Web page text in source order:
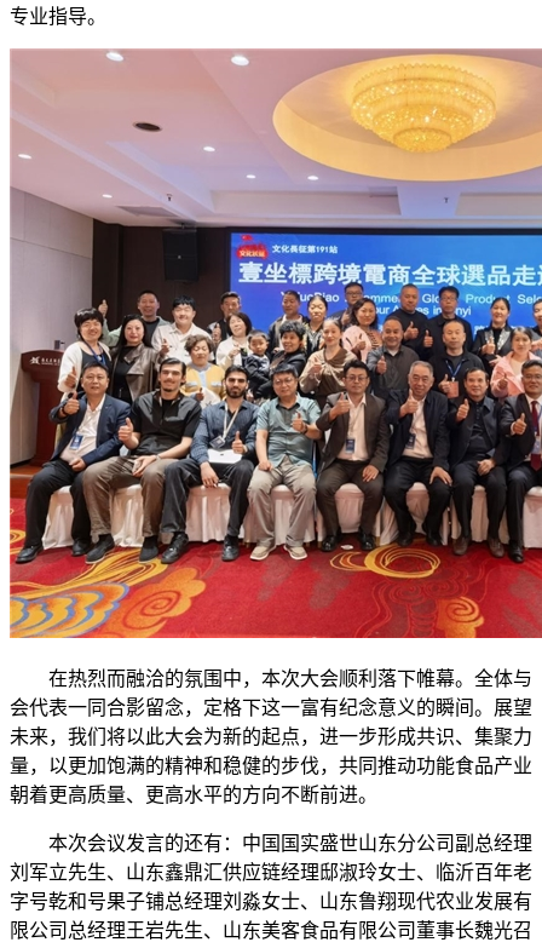
专业指导。
在热烈而融洽的氛围中，本次大会顺利落下帷幕。全体与
会代表一同合影留念，定格下这一富有纪念意义的瞬间。展望
未来，我们将以此大会为新的起点，进一步形成共识、集聚力
量，以更加饱满的精神和稳健的步伐，共同推动功能食品产业
朝着更高质量、更高水平的方向不断前进。
本次会议发言的还有：中国国实盛世山东分公司副总经理
刘军立先生、山东鑫鼎汇供应链经理邸淑玲女士、临沂百年老
字号乾和号果子铺总经理刘淼女士、山东鲁翔现代农业发展有
限公司总经理王岩先生、山东美客食品有限公司董事长魏光召